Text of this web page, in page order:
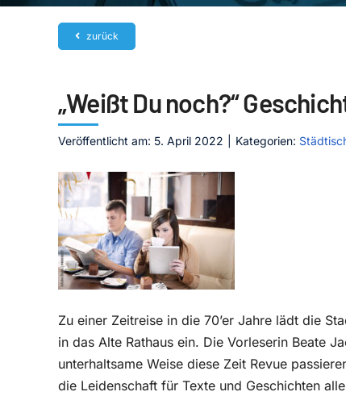
zurück
„Weißt Du noch?“
Veröffentlicht am: 5. April 2022 Kategorien:
Zu einer Zeitreise in die 70’er Jahre lädt die
in das Alte Rathaus ein. Die Vorleserin Beate
unterhaltsame Weise diese Zeit Revue
die Leidenschaft für Texte und Geschichten